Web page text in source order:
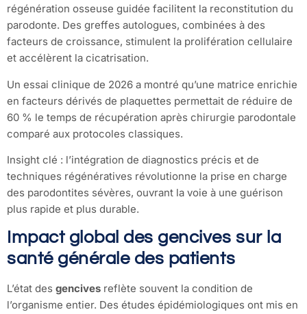
régénération osseuse guidée facilitent la reconstitution du
parodonte. Des greffes autologues, combinées à des
facteurs de croissance, stimulent la prolifération cellulaire
et accélèrent la cicatrisation.
Un essai clinique de 2026 a montré qu’une matrice enrichie
en facteurs dérivés de plaquettes permettait de réduire de
60 % le temps de récupération après chirurgie parodontale
comparé aux protocoles classiques.
Insight clé : l’intégration de diagnostics précis et de
techniques régénératives révolutionne la prise en charge
des parodontites sévères, ouvrant la voie à une guérison
plus rapide et plus durable.
Impact global des gencives sur la
santé générale des patients
L’état des gencives reflète souvent la condition de
l’organisme entier. Des études épidémiologiques ont mis en